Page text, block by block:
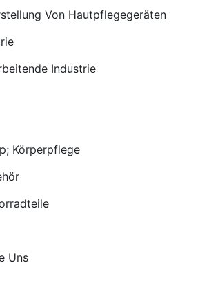
Von Hautpflegegeräten
Industrie
Körperpflege
Uns